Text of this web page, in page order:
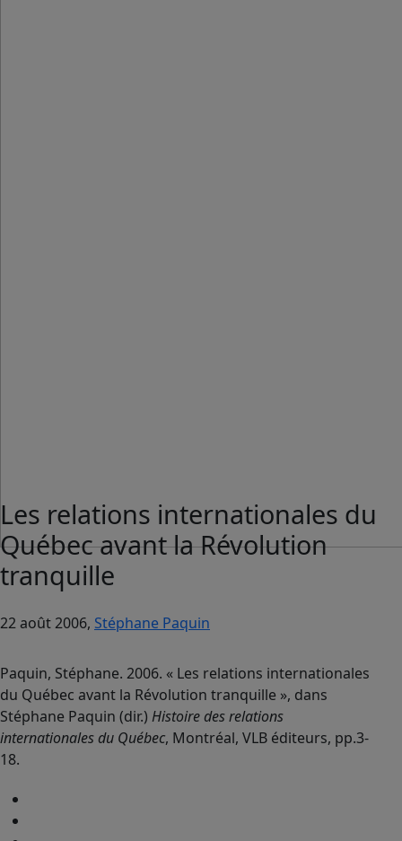
Les relations internationales du
Québec avant la Révolution
tranquille
22 août 2006, Stéphane Paquin
Paquin, Stéphane. 2006. « Les relations internationales
du Québec avant la Révolution tranquille », dans
Stéphane Paquin (dir.) Histoire des relations
internationales du Québec, Montréal, VLB éditeurs, pp.3-
18.